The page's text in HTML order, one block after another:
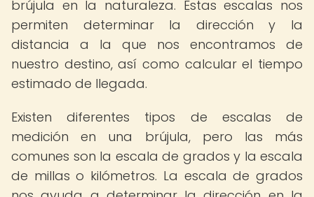
brújula en la naturaleza. Estas escalas nos
permiten determinar la dirección y la
distancia a la que nos encontramos de
nuestro destino, así como calcular el tiempo
estimado de llegada.
Existen diferentes tipos de escalas de
medición en una brújula, pero las más
comunes son la escala de grados y la escala
de millas o kilómetros. La escala de grados